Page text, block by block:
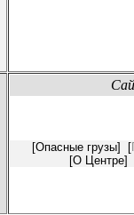
[Опасные грузы] [
[О Центре]